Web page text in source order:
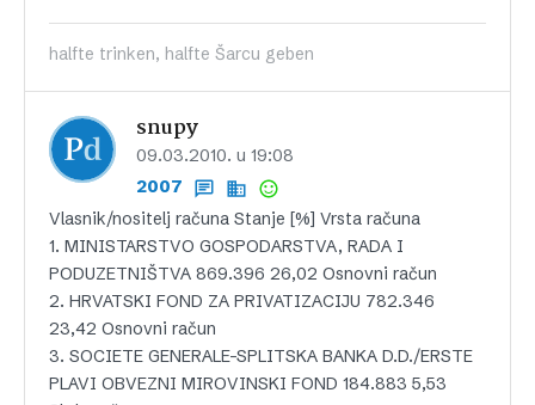
halfte trinken, halfte Šarcu geben
snupy
09.03.2010. u 19:08
2007
Vlasnik/nositelj računa Stanje [%] Vrsta računa
1. MINISTARSTVO GOSPODARSTVA, RADA I
PODUZETNIŠTVA 869.396 26,02 Osnovni račun
2. HRVATSKI FOND ZA PRIVATIZACIJU 782.346
23,42 Osnovni račun
3. SOCIETE GENERALE-SPLITSKA BANKA D.D./ERSTE
PLAVI OBVEZNI MIROVINSKI FOND 184.883 5,53